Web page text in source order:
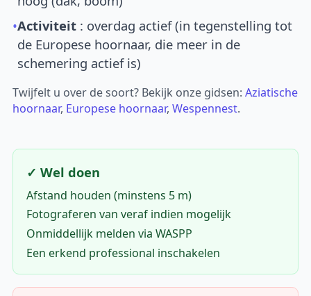
•Activiteit : overdag actief (in tegenstelling tot
de Europese hoornaar, die meer in de
schemering actief is)
Twijfelt u over de soort? Bekijk onze gidsen:Aziatische
hoornaar, Europese hoornaar,Wespennest.
✓ Wel doen
Afstand houden (minstens 5 m)
Fotograferen van veraf indien mogelijk
Onmiddellijk melden via WASPP
Een erkend professional inschakelen